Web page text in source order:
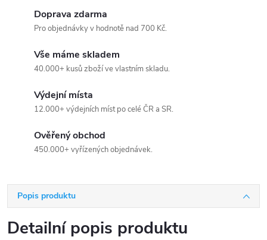
Doprava zdarma
Pro objednávky v hodnotě nad 700 Kč.
Vše máme skladem
40.000+ kusů zboží ve vlastním skladu.
Výdejní místa
12.000+ výdejních míst po celé ČR a SR.
Ověřený obchod
450.000+ vyřízených objednávek.
Popis produktu
Detailní popis produktu